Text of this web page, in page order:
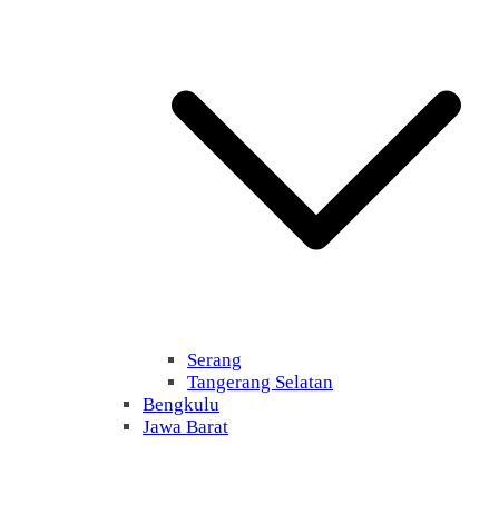
Serang
Tangerang Selatan
Bengkulu
Jawa Barat